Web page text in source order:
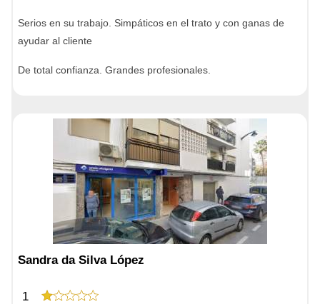
Serios en su trabajo. Simpáticos en el trato y con ganas de
ayudar al cliente
De total confianza. Grandes profesionales.
Sandra da Silva López
1